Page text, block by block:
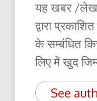
यह खबर /लेख
द्वारा
के सम्बंधित
लिए में खुद
See